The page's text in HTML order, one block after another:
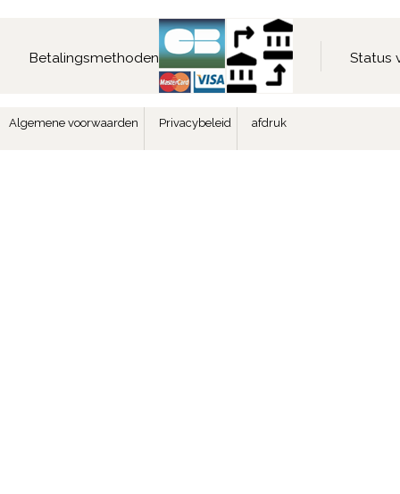
Betalingsmethoden Status
Algemene voorwaarden Privacybeleid afdruk